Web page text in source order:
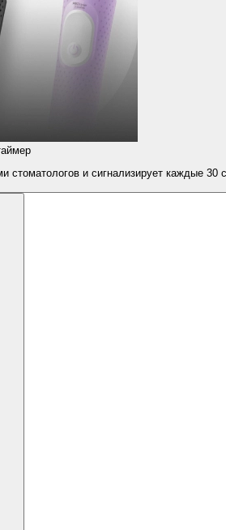
и сигнализирует каждые 30